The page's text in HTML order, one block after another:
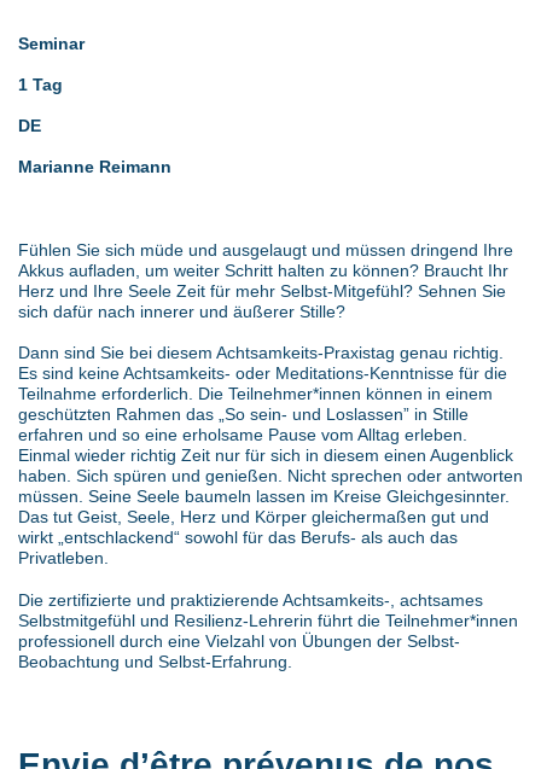
Seminar
1 Tag
DE
Marianne Reimann
Fühlen Sie sich müde und ausgelaugt und müssen dringend Ihre
Akkus aufladen, um weiter Schritt halten zu können? Braucht Ihr
Herz und Ihre Seele Zeit für mehr Selbst-Mitgefühl? Sehnen Sie
sich dafür nach innerer und äußerer Stille?
Dann sind Sie bei diesem Achtsamkeits-Praxistag genau richtig.
Es sind keine Achtsamkeits- oder Meditations-Kenntnisse für die
Teilnahme erforderlich. Die Teilnehmer*innen können in einem
geschützten Rahmen das „So sein- und Loslassen” in Stille
erfahren und so eine erholsame Pause vom Alltag erleben.
Einmal wieder richtig Zeit nur für sich in diesem einen Augenblick
haben. Sich spüren und genießen. Nicht sprechen oder antworten
müssen. Seine Seele baumeln lassen im Kreise Gleichgesinnter.
Das tut Geist, Seele, Herz und Körper gleichermaßen gut und
wirkt „entschlackend“ sowohl für das Berufs- als auch das
Privatleben.
Die zertifizierte und praktizierende Achtsamkeits-, achtsames
Selbstmitgefühl und Resilienz-Lehrerin führt die Teilnehmer*innen
professionell durch eine Vielzahl von Übungen der Selbst-
Beobachtung und Selbst-Erfahrung.